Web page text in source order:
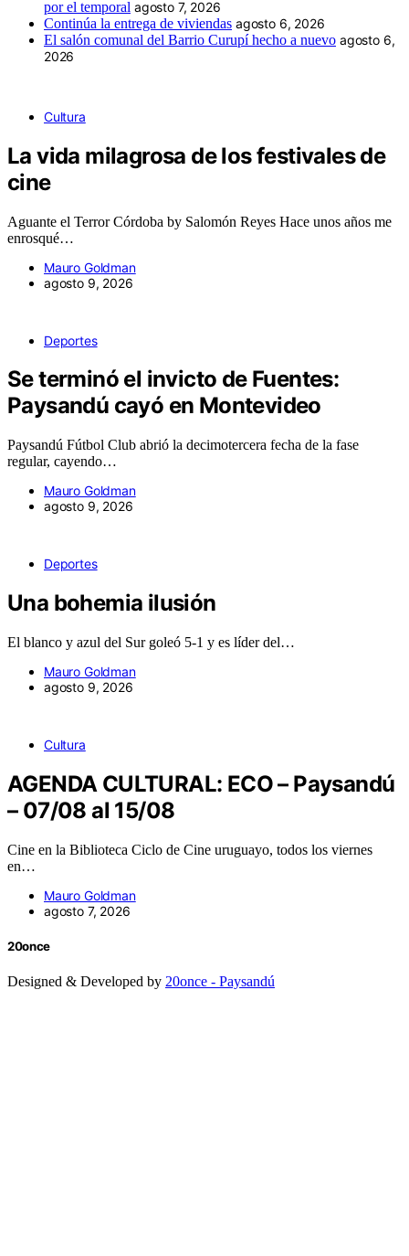
por el temporal agosto 7, 2026
Continúa la entrega de viviendas agosto 6, 2026
El salón comunal del Barrio Curupí hecho a nuevo agosto 6,
2026
Cultura
La vida milagrosa de los festivales de
cine
Aguante el Terror Córdoba by Salomón Reyes Hace unos años me
enrosqué…
Mauro Goldman
agosto 9, 2026
Deportes
Se terminó el invicto de Fuentes:
Paysandú cayó en Montevideo
Paysandú Fútbol Club abrió la decimotercera fecha de la fase
regular, cayendo…
Mauro Goldman
agosto 9, 2026
Deportes
Una bohemia ilusión
El blanco y azul del Sur goleó 5-1 y es líder del…
Mauro Goldman
agosto 9, 2026
Cultura
AGENDA CULTURAL: ECO – Paysandú
– 07/08 al 15/08
Cine en la Biblioteca Ciclo de Cine uruguayo, todos los viernes
en…
Mauro Goldman
agosto 7, 2026
20once
Designed & Developed by 20once - Paysandú